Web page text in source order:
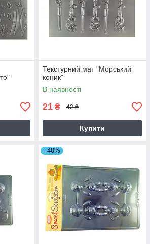
Текстурний мат "Морський
коник"
В наявності
21 ₴ 42 ₴
Купити
–40%